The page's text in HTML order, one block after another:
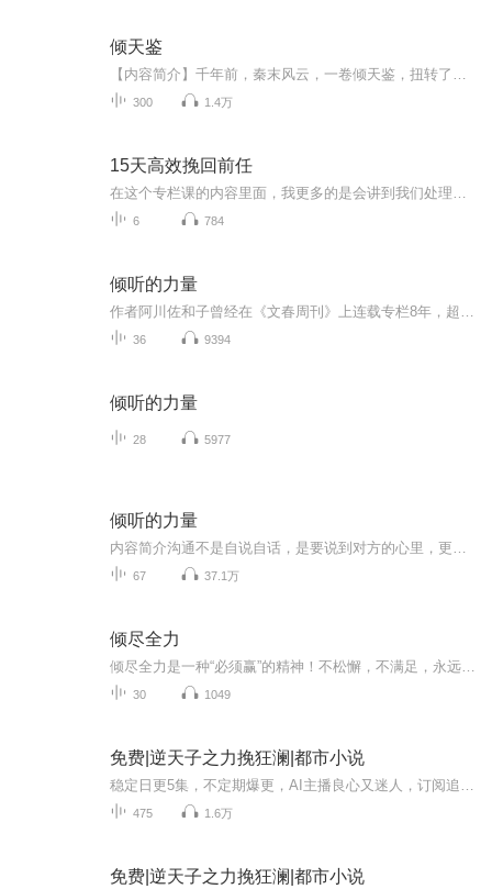
倾天鉴
300 1.4万
15天高效挽回前任
6 784
倾听的力量
36 9394
倾听的力量
28 5977
倾听的力量
67 37.1万
倾尽全力
30 1049
免费|逆天子之力挽狂澜|都市小说
475 1.6万
免费|逆天子之力挽狂澜|都市小说